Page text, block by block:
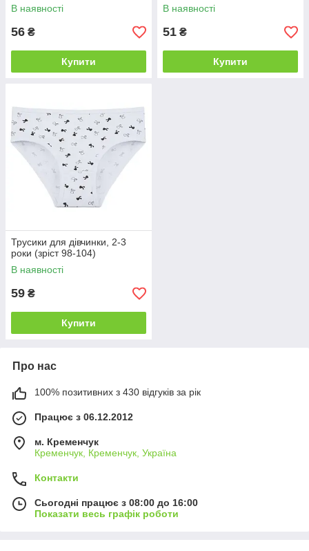
В наявності
56 ₴
Купити
В наявності
51 ₴
Купити
Трусики для дівчинки, 2-3
роки (зріст 98-104)
В наявності
59 ₴
Купити
Про нас
100% позитивних з 430 відгуків за рік
Працює з 06.12.2012
м. Кременчук
Кременчук, Кременчук, Україна
Контакти
Сьогодні працює з 08:00 до 16:00
Показати весь графік роботи